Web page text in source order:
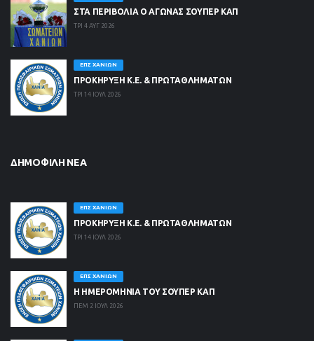
ΣΤΑ ΠΕΡΙΒΟΛΙΑ Ο ΑΓΩΝΑΣ ΣΟΥΠΕΡ ΚΑΠ
ΤΡΙ 4 ΑΥΓ 2026
ΕΠΣ ΧΑΝΊΩΝ
ΠΡΟΚΗΡΥΞΗ Κ.Ε. & ΠΡΩΤΑΘΛΗΜΑΤΩΝ
ΤΡΙ 14 ΙΟΥΛ 2026
ΔΗΜΟΦΙΛΉ ΝΈΑ
ΕΠΣ ΧΑΝΊΩΝ
ΠΡΟΚΗΡΥΞΗ Κ.Ε. & ΠΡΩΤΑΘΛΗΜΑΤΩΝ
ΤΡΙ 14 ΙΟΥΛ 2026
ΕΠΣ ΧΑΝΊΩΝ
Η ΗΜΕΡΟΜΗΝΙΑ ΤΟΥ ΣΟΥΠΕΡ ΚΑΠ
ΠΕΜ 2 ΙΟΥΛ 2026